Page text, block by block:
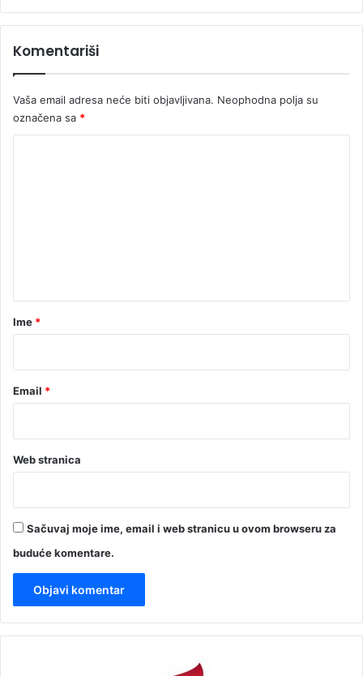
Komentariši
Vaša email adresa neće biti objavljivana. Neophodna polja su
označena sa *
rIme *
Email *
Web stranica
Sačuvaj moje ime, email i web stranicu u ovom browseru za
buduće komentare.